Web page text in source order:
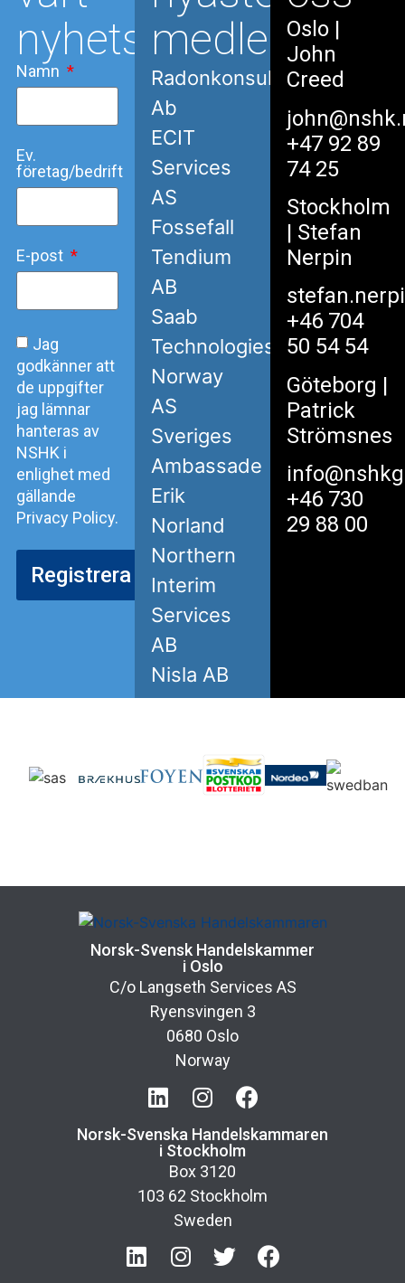
nyhetsbrev
Namn
Ev.
företag/bedrift
E-post
Jag
godkänner att
de uppgifter
jag lämnar
hanteras av
NSHK i
enlighet med
gällande
Privacy Policy.
Registrera
medlemmar
Radonkonsult
Ab
ECIT
Services
AS
Fossefall
Tendium
AB
Saab
Technologies
Norway
AS
Sveriges
Ambassade
Erik
Norland
Northern
Interim
Services
AB
Nisla AB
Oslo|
John
Creed
+47 92 89
74 25
Stockholm
| Stefan
Nerpin
+46 704
50 54 54
Göteborg |
Patrick
Strömsnes
+46 730
29 88 00
Norsk-Svensk Handelskammer
i Oslo
C/o Langseth Services AS
Ryensvingen 3
0680 Oslo
Norway
Norsk-Svenska Handelskammaren
i Stockholm
Box 3120
103 62 Stockholm
Sweden